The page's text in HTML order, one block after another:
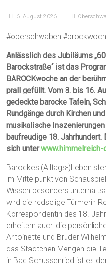
6. August 2026
#oberschwaben
Anlässlich des Jubiläums
Barockstraße“ ist das
BAROCKwoche an der
prall gefüllt. Vom 8. bis 16.
gedeckte barocke Tafeln,
Rundgänge durch Kirchen
musikalische
baufreudige 18.
sich unter
Barockes (Alltags-)Leben
im Mittelpunkt von
Wissen besonders
wird die redselige Türmerin
Korrespondentin des 18.
erheitern auch die
Antoinette und Bruder
das Städtchen Mengen die
in Bad Schussenried ist es